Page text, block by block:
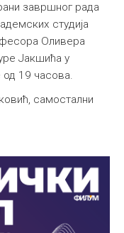
завршног рада
студија
Оливера
Јакшића у
од 19 часова.
самостални